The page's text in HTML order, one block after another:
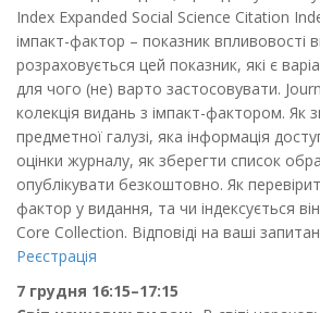
Index Expanded Social Science Citation
імпакт-фактор – показник впливовості
розраховується цей показник, які є
для чого (не) варто застосовувати.
колекція видань з імпакт-фактором. Як
предметної галузі, яка інформація
оцінки журналу, як зберегти список
опублікувати безкоштовно. Як
фактор у видання, та чи індексується
Core Collection. Відповіді на ваші
Реєстрація
7 грудня 16:15–17:15